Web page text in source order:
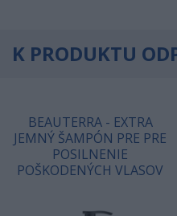
K PRODUKTU
BEAUTERRA - EXTRA
JEMNÝ ŠAMPÓN PRE PRE
POSILNENIE
POŠKODENÝCH VLASOV